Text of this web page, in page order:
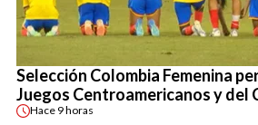
Selección Colombia Femenina
Juegos Centroamericanos y del
Hace 9 horas